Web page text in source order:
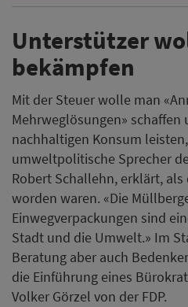
Unterstützer
bekämpfen
Mit der Steuer wolle man
Mehrweglösungen» schaffen
nachhaltigen Konsum
umweltpolitische Sprecher
Robert Schallehn, erklärt,
worden waren. «Die
Einwegverpackungen sind
Stadt und die Umwelt.» Im
Beratung aber auch
die Einführung eines
Volker Görzel von der FDP.